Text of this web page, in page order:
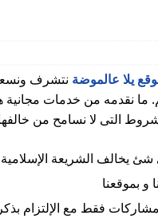
يلا عالموضة نتشرف
ما نقدمه من خدمات مجانية
التى لا نسامح من خالفها
يخالف الشريعة الإسلامية
و بموقعنا
فقط مع الإلتزام